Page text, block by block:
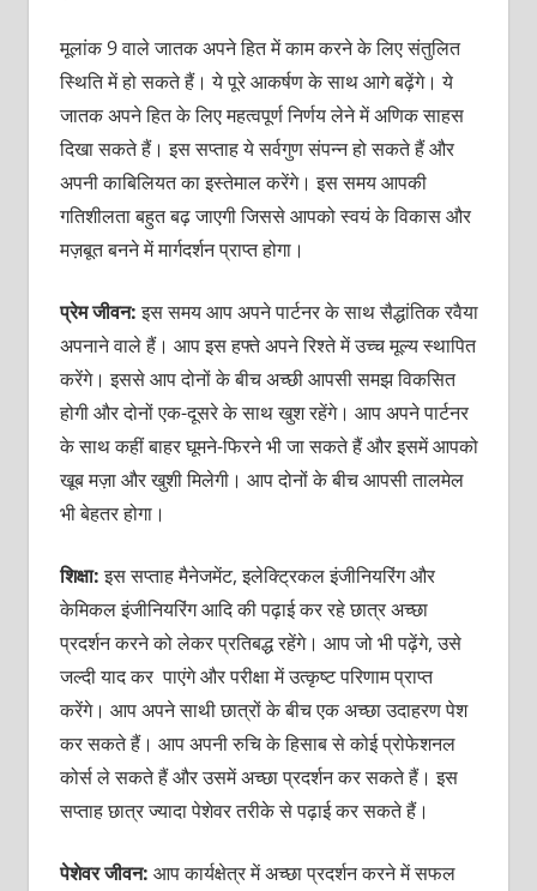
मूलांक 9 वाले जातक अपने हित में काम करने के लिए संतुलित
स्थि‍ति में हो सकते हैं। ये पूरे आकर्षण के साथ आगे बढ़ेंगे। ये
जातक अपने हित के लिए महत्‍वपूर्ण निर्णय लेने में अणिक साहस
दिखा सकते हैं। इस सप्‍ताह ये सर्वगुण संपन्‍न हो सकते हैं और
अपनी काबिलियत का इस्‍तेमाल करेंगे। इस समय आपकी
गतिशीलता बहुत बढ़ जाएगी जिससे आपको स्‍वयं के विकास और
मज़बूत बनने में मार्गदर्शन प्राप्‍त होगा।
प्रेम जीवन:इस समय आप अपने पार्टनर के साथ सैद्धांतिक रवैया
अपनाने वाले हैं। आप इस हफ्ते अपने रिश्‍ते में उच्‍च मूल्‍य स्‍थापित
करेंगे। इससे आप दोनों के बीच अच्‍छी आपसी समझ विकसित
होगी और दोनों एक-दूसरे के साथ खुश रहेंगे। आप अपने पार्टनर
के साथ कहीं बाहर घूमने-फिरने भी जा सकते हैं और इसमें आपको
खूब मज़ा और खुशी मिलेगी। आप दोनों के बीच आपसी तालमेल
भी बेहतर होगा।
शिक्षा:इस सप्‍ताह मैनेजमेंट, इलेक्ट्रिकल इंजीनियरिंग और
केमिकल इंजीनियरिंग आदि की पढ़ाई कर रहे छात्र अच्‍छा
प्रदर्शन करने को लेकर प्रतिबद्ध रहेंगे। आप जो भी पढ़ेंगे, उसे
जल्‍दी याद कर पाएंगे और परीक्षा में उत्‍कृष्‍ट परिणाम प्राप्‍त
करेंगे। आप अपने साथी छात्रों के बीच एक अच्‍छा उदाहरण पेश
कर सकते हैं। आप अपनी रुचि के हिसाब से कोई प्रोफेशनल
कोर्स ले सकते हैं और उसमें अच्‍छा प्रदर्शन कर सकते हैं। इस
सप्‍ताह छात्र ज्‍यादा पेशेवर तरीके से पढ़ाई कर सकते हैं।
पेशेवर जीवन: आप कार्यक्षेत्र में अच्‍छा प्रदर्शन करने में सफल